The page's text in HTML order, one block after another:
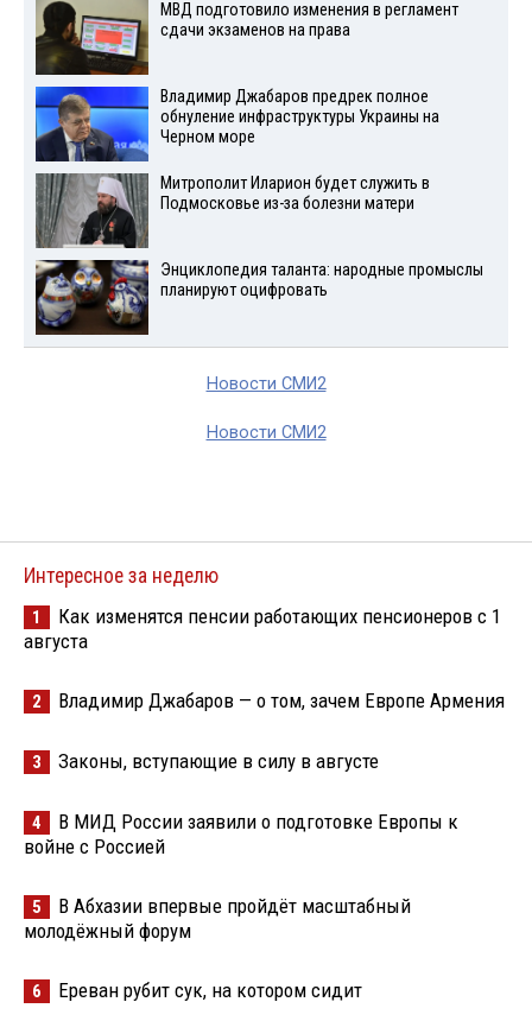
МВД подготовило изменения в регламент
сдачи экзаменов на права
Владимир Джабаров предрек полное
обнуление инфраструктуры Украины на
Черном море
Митрополит Иларион будет служить в
Подмосковье из-за болезни матери
Энциклопедия таланта: народные промыслы
планируют оцифровать
Новости СМИ2
Новости СМИ2
Интересное за неделю
1
Как изменятся пенсии работающих пенсионеров с 1
августа
2 Владимир Джабаров — о том, зачем Европе Армения
3 Законы, вступающие в силу в августе
4
В МИД России заявили о подготовке Европы к
войне с Россией
5
В Абхазии впервые пройдёт масштабный
молодёжный форум
6 Ереван рубит сук, на котором сидит